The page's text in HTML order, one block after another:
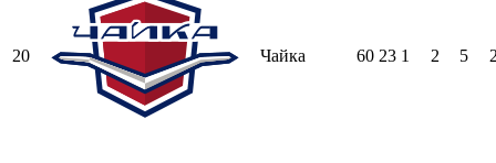
20 Чайка 60 23 1 2 5